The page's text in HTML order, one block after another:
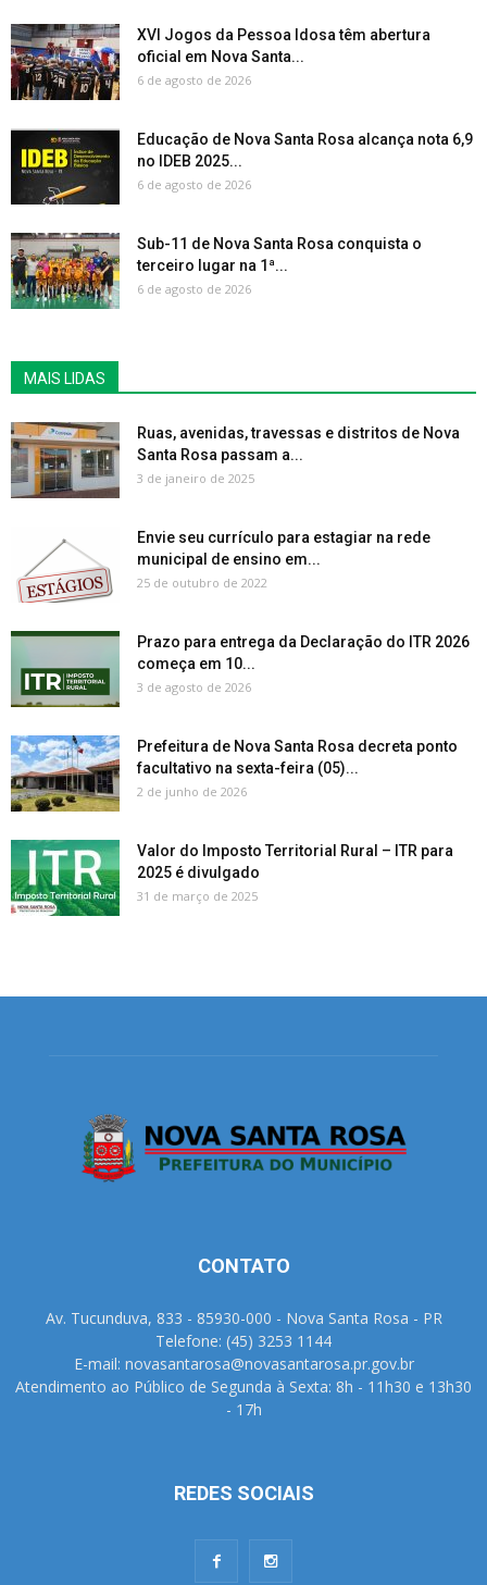
XVI Jogos da Pessoa Idosa têm abertura
oficial em Nova Santa...
6 de agosto de 2026
Educação de Nova Santa Rosa alcança nota 6,9
no IDEB 2025...
6 de agosto de 2026
Sub-11 de Nova Santa Rosa conquista o
terceiro lugar na 1ª...
6 de agosto de 2026
MAIS LIDAS
Ruas, avenidas, travessas e distritos de Nova
Santa Rosa passam a...
3 de janeiro de 2025
Envie seu currículo para estagiar na rede
municipal de ensino em...
25 de outubro de 2022
Prazo para entrega da Declaração do ITR 2026
começa em 10...
3 de agosto de 2026
Prefeitura de Nova Santa Rosa decreta ponto
facultativo na sexta-feira (05)...
2 de junho de 2026
Valor do Imposto Territorial Rural – ITR para
2025 é divulgado
31 de março de 2025
CONTATO
Av. Tucunduva, 833 - 85930-000 - Nova Santa Rosa - PR
Telefone: (45) 3253 1144
E-mail: novasantarosa@novasantarosa.pr.gov.br
Atendimento ao Público de Segunda à Sexta: 8h - 11h30 e 13h30
- 17h
REDES SOCIAIS